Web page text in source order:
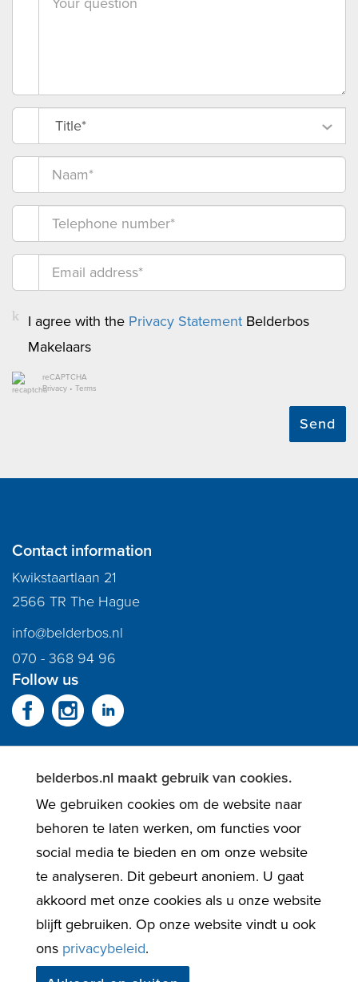
belderbos.nl maakt gebruik van cookies.
We gebruiken cookies om de website naar
behoren te laten werken, om functies voor
social media te bieden en om onze website
te analyseren. Dit gebeurt anoniem. U gaat
akkoord met onze cookies als u onze website
blijft gebruiken. Op onze website vindt u ook
ons privacybeleid.
Title*
I agree with the Privacy Statement Belderbos
Makelaars
reCAPTCHA
Privacy • Terms
Send
Contact information
Kwikstaartlaan 21
2566 TR The Hague
info@belderbos.nl
070 - 368 94 96
Follow us
© 2026 Belderbos NVM Real Estate |
Privacybeleid|Wwft|Website door OGonline